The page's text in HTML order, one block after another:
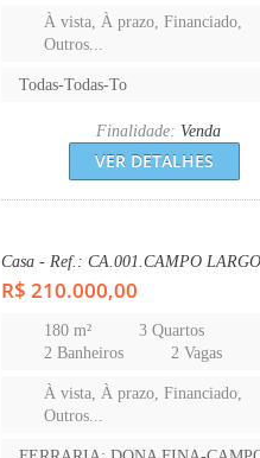
2 Banheiros
À vista, À prazo, Financiado,
Finalidade:Venda
Apartamento - Ref.:
R$ 191.000,00
43,20 m²
2 Quartos
1 Banheiro
À vista, À prazo, Financiado,